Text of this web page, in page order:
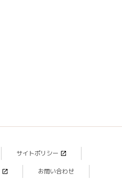
サイトポリシー
お問い合わせ